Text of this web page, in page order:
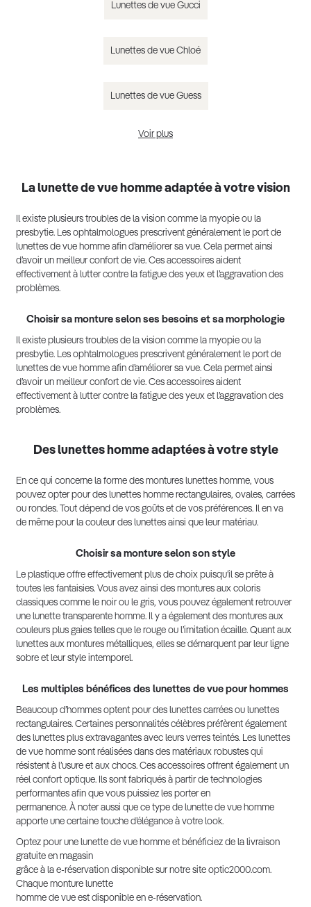
Lunettes de vue Gucci
Lunettes de vue Chloé
Lunettes de vue Guess
Lunettes de vue homme tendance 2025
Voir plus
La lunette de vue homme adaptée à votre vision
Il existe plusieurs troubles de la vision comme la myopie ou la
presbytie. Les ophtalmologues prescrivent généralement le port de
lunettes de vue homme afin d’améliorer sa vue. Cela permet ainsi
d’avoir un meilleur confort de vie. Ces accessoires aident
effectivement à lutter contre la fatigue des yeux et l’aggravation des
problèmes.
Choisir sa monture selon ses besoins et sa morphologie
Il existe plusieurs troubles de la vision comme la myopie ou la
presbytie. Les ophtalmologues prescrivent généralement le port de
lunettes de vue homme afin d’améliorer sa vue. Cela permet ainsi
d’avoir un meilleur confort de vie. Ces accessoires aident
effectivement à lutter contre la fatigue des yeux et l’aggravation des
problèmes.
Des lunettes homme adaptées à votre style
En ce qui concerne la forme des montures lunettes homme, vous
pouvez opter pour des lunettes homme rectangulaires, ovales, carrées
ou rondes. Tout dépend de vos goûts et de vos préférences. Il en va
de même pour la couleur des lunettes ainsi que leur matériau.
Choisir sa monture selon son style
Le plastique offre effectivement plus de choix puisqu’il se prête à
toutes les fantaisies. Vous avez ainsi des montures aux coloris
classiques comme le noir ou le gris, vous pouvez également retrouver
une lunette transparente homme. Il y a également des montures aux
couleurs plus gaies telles que le rouge ou l’imitation écaille. Quant aux
lunettes aux montures métalliques, elles se démarquent par leur ligne
sobre et leur style intemporel.
Les multiples bénéfices des lunettes de vue pour hommes
Beaucoup d’hommes optent pour des lunettes carrées ou lunettes
rectangulaires. Certaines personnalités célèbres préfèrent également
des lunettes plus extravagantes avec leurs verres teintés. Les lunettes
de vue homme sont réalisées dans des matériaux robustes qui
résistent à l’usure et aux chocs. Ces accessoires offrent également un
réel confort optique. Ils sont fabriqués à partir de technologies
performantes afin que vous puissiez les porter en
permanence. À noter aussi que ce type de lunette de vue homme
apporte une certaine touche d’élégance à votre look.
Optez pour une lunette de vue homme et bénéficiez de la livraison
gratuite en magasin
grâce à la e-réservation disponible sur notre site optic2000.com.
Chaque monture lunette
homme de vue est disponible en e-réservation.